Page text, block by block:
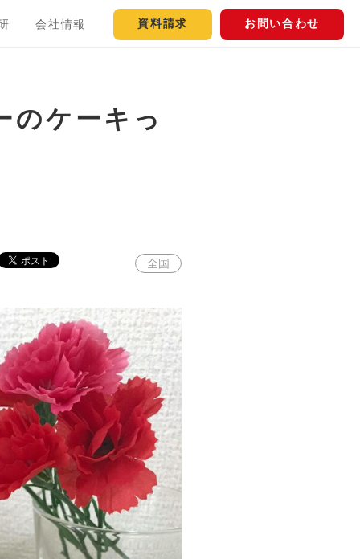
会社情報 資料請求 お問い合わせ
のケーキっ
全国